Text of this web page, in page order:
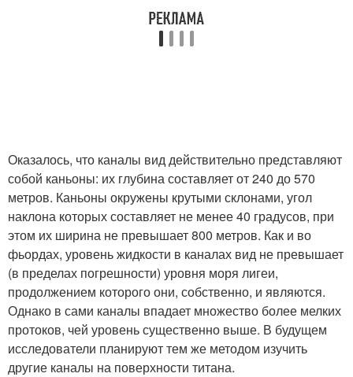
Оказалось, что каналы вид действительно представляют
собой каньоны: их глубина составляет от 240 до 570
метров. Каньоны окружены крутыми склонами, угол
наклона которых составляет не менее 40 градусов, при
этом их ширина не превышает 800 метров. Как и во
фьордах, уровень жидкости в каналах вид не превышает
(в пределах погрешности) уровня моря лигеи,
продолжением которого они, собственно, и являются.
Однако в сами каналы впадает множество более мелких
протоков, чей уровень существенно выше. В будущем
исследователи планируют тем же методом изучить
другие каналы на поверхности титана.